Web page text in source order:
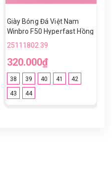
Giày Bóng Đá Việt Nam
Winbro F50 Hyperfast Hồng
Trắng TF
25111802.39
320.000₫
38 39 40 41 42
43 44